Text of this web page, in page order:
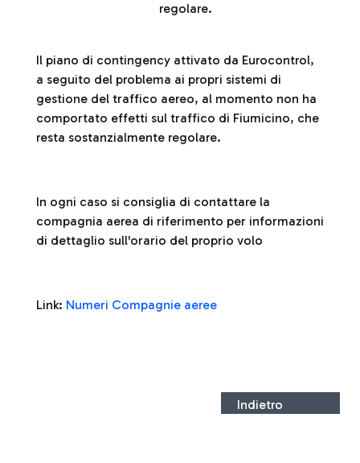
regolare.
Il piano di contingency attivato da Eurocontrol,
a seguito del problema ai propri sistemi di
gestione del traffico aereo, al momento non ha
comportato effetti sul traffico di Fiumicino, che
resta sostanzialmente regolare.
In ogni caso si consiglia di contattare la
compagnia aerea di riferimento per informazioni
di dettaglio sull'orario del proprio volo
Link: Numeri Compagnie aeree
Indietro